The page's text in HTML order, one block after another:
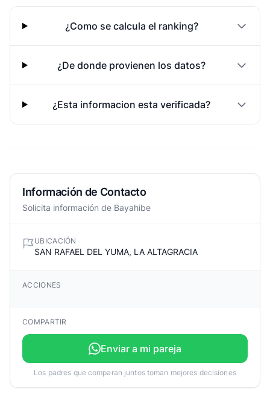
¿Como se calcula el ranking?
¿De donde provienen los datos?
¿Esta informacion esta verificada?
Información de Contacto
Solicita información de Bayahibe
UBICACIÓN
SAN RAFAEL DEL YUMA, LA ALTAGRACIA
ACCIONES
COMPARTIR
Enviar a mi pareja
Los padres que comparan juntos toman mejores decisiones